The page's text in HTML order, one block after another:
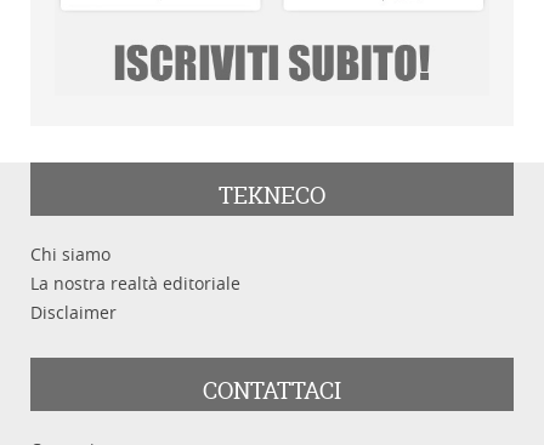
TEKNECO
Chi siamo
La nostra realtà editoriale
Disclaimer
CONTATTACI